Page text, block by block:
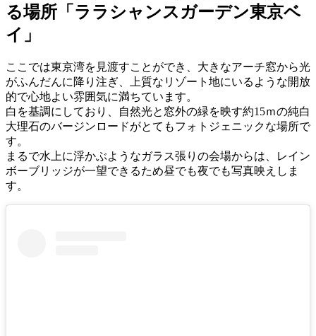
る場所「ララシャンスガーデン東京ベ
イ」
ここでは東京湾を見渡すことができ、大きなアーチ窓から光
がふんだんに降り注ぎ、上質なリゾート地にいるような開放
的で心地よい雰囲気に満ちています。
白を基調にしており、自然光と窓外の緑を映す約15ｍの純白
大理石のバージンロードがとてもフォトジェニックな場所で
す。
まるで水上に浮かぶようなガラス張りの会場からは、レイン
ボーブリッジが一望できるため昼でも夜でも写真映えしま
す。